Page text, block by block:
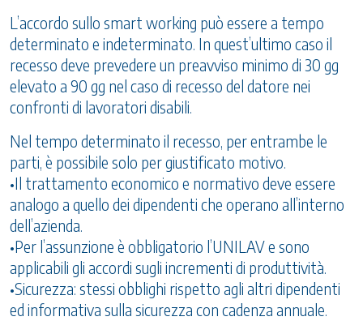
L’accordo sullo smart working può essere a tempo
determinato e indeterminato. In quest’ultimo caso il
recesso deve prevedere un preavviso minimo di 30 gg
elevato a 90 gg nel caso di recesso del datore nei
confronti di lavoratori disabili.
Nel tempo determinato il recesso, per entrambe le
parti, è possibile solo per giustificato motivo.
•Il trattamento economico e normativo deve essere
analogo a quello dei dipendenti che operano all’interno
dell’azienda.
•Per l’assunzione è obbligatorio l’UNILAV e sono
applicabili gli accordi sugli incrementi di produttività.
•Sicurezza: stessi obblighi rispetto agli altri dipendenti
ed informativa sulla sicurezza con cadenza annuale.